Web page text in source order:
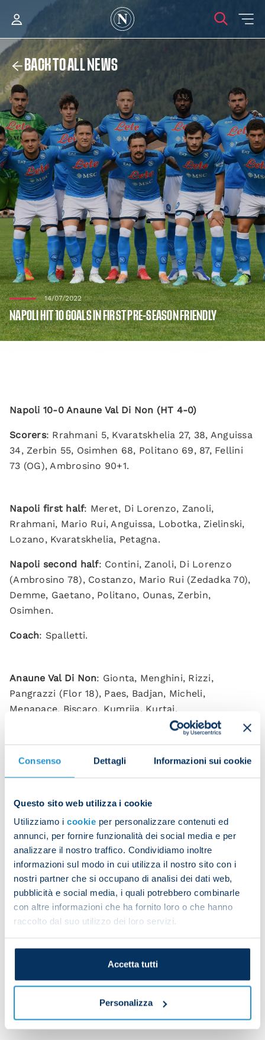
Consenso Dettagli Informazioni sui cookie
Questo sito web utilizza i cookie
Utilizziamo i cookie per personalizzare contenuti ed
annunci, per fornire funzionalità dei social media e per
analizzare il nostro traffico. Condividiamo inoltre
informazioni sul modo in cui utilizza il nostro sito con i
nostri partner che si occupano di analisi dei dati web,
pubblicità e social media, i quali potrebbero combinarle
con altre informazioni che ha fornito loro o che hanno
raccolto dal suo utilizzo dei loro servizi.
Accetta tutti
Personalizza
BACK TO ALL NEWS
14/07/2022
NAPOLI HIT 10 GOALS IN FIRST PRE-SEASON FRIENDLY
Napoli 10-0 Anaune Val Di Non (HT 4-0)
Scorers: Rrahmani 5, Kvaratskhelia 27, 38, Anguissa
34, Zerbin 55, Osimhen 68, Politano 69, 87, Fellini
73 (OG), Ambrosino 90+1.
Napoli first half: Meret, Di Lorenzo, Zanoli,
Rrahmani, Mario Rui, Anguissa, Lobotka, Zielinski,
Lozano, Kvaratskhelia, Petagna.
Napoli second half: Contini, Zanoli, Di Lorenzo
(Ambrosino 78), Costanzo, Mario Rui (Zedadka 70),
Demme, Gaetano, Politano, Ounas, Zerbin,
Osimhen.
Coach: Spalletti.
Anaune Val Di Non: Gionta, Menghini, Rizzi,
Pangrazzi (Flor 18), Paes, Badjan, Micheli,
Menapace, Biscaro, Kumrjia, Kurtaj.
: Souza, Belfanti, Gianotti, Fellini, Prantil,
Basteri, Paternoster.
Referee : Drigo di Portogruaro